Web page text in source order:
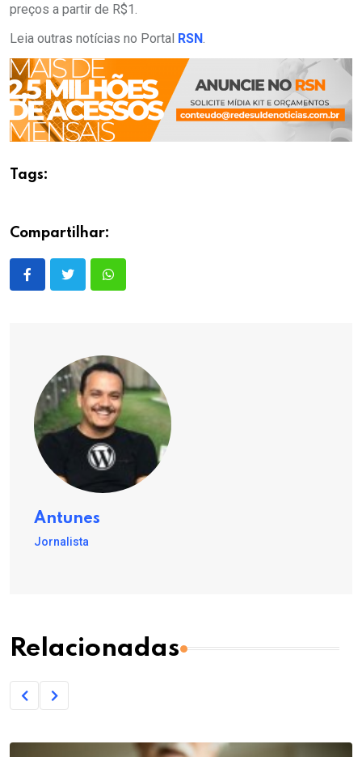
preços a partir de R$1.
Leia outras notícias no Portal RSN.
Tags:
Compartilhar:
Antunes
Jornalista
Relacionadas